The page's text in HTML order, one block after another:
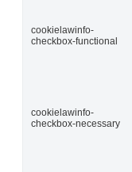
cookielawinfo-
checkbox-functional
cookielawinfo-
checkbox-necessary